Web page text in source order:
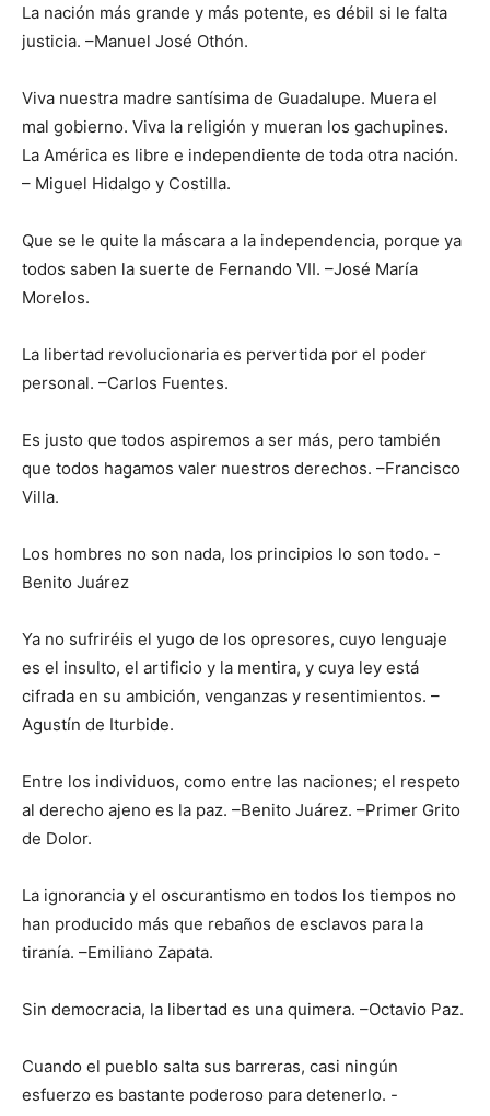
La nación más grande y más potente, es débil si le falta
justicia. –Manuel José Othón.
Viva nuestra madre santísima de Guadalupe. Muera el
mal gobierno. Viva la religión y mueran los gachupines.
La América es libre e independiente de toda otra nación.
– Miguel Hidalgo y Costilla.
Que se le quite la máscara a la independencia, porque ya
todos saben la suerte de Fernando VII. –José María
Morelos.
La libertad revolucionaria es pervertida por el poder
personal. –Carlos Fuentes.
Es justo que todos aspiremos a ser más, pero también
que todos hagamos valer nuestros derechos. –Francisco
Villa.
Los hombres no son nada, los principios lo son todo. -
Benito Juárez
Ya no sufriréis el yugo de los opresores, cuyo lenguaje
es el insulto, el artificio y la mentira, y cuya ley está
cifrada en su ambición, venganzas y resentimientos. –
Agustín de Iturbide.
Entre los individuos, como entre las naciones; el respeto
al derecho ajeno es la paz. –Benito Juárez. –Primer Grito
de Dolor.
La ignorancia y el oscurantismo en todos los tiempos no
han producido más que rebaños de esclavos para la
tiranía. –Emiliano Zapata.
Sin democracia, la libertad es una quimera. –Octavio Paz.
Cuando el pueblo salta sus barreras, casi ningún
esfuerzo es bastante poderoso para detenerlo. -